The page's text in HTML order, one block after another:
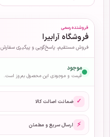
فروشنده رسمی
فروشگاه آرابیرا
فروش مستقیم، پاسخ‌گویی و پیگیری سفارش
موجود
قیمت و موجودی این محصول به‌روز است.
✓ ضمانت اصالت کالا
⚡ ارسال سریع و مطمئن